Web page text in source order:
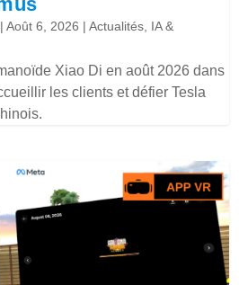
|Août 6, 2026 |Actualités, IA &
Xiao Di en août 2026 dans
les clients et défier Tesla